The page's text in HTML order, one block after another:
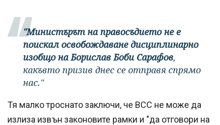
"Министърът на правосъдието не е
поискал освобождаване дисциплинарно
изобщо на Борислав Боби Сарафов,
какъвто призив днес се отправя спрямо
нас."
Тя малко троснато заключи, че ВСС не може да
излиза извън законовите рамки и "да отговори на